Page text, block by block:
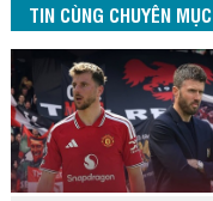
TIN CÙNG CHUYÊN MỤC